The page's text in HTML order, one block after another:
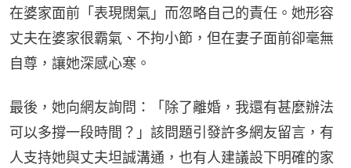
在婆家面前「表現闊氣」而忽略自己的責任。她形容
丈夫在婆家很霸氣、不拘小節，但在妻子面前卻毫無
自尊，讓她深感心寒。
最後，她向網友詢問：「除了離婚，我還有甚麼辦法
可以多撐一段時間？」該問題引發許多網友留言，有
人支持她與丈夫坦誠溝通，也有人建議設下明確的家